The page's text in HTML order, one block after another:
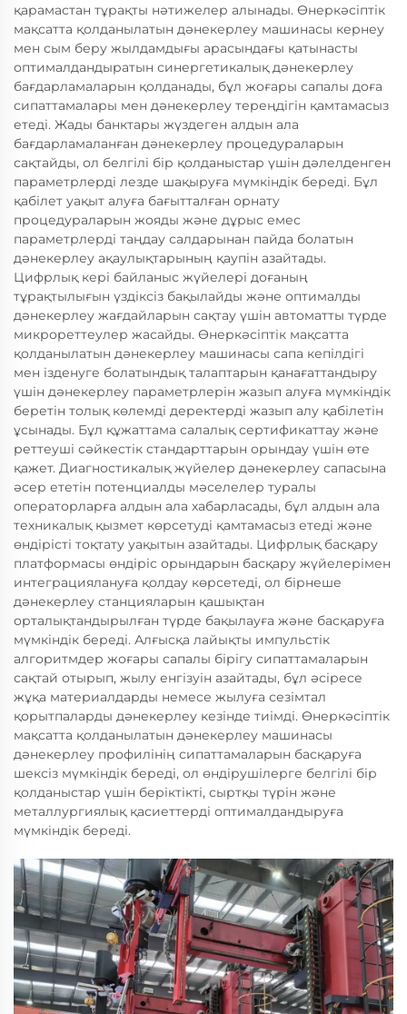
қарамастан тұрақты нәтижелер алынады. Өнеркәсіптік
мақсатта қолданылатын дәнекерлеу машинасы кернеу
мен сым беру жылдамдығы арасындағы қатынасты
оптималдандыратын синергетикалық дәнекерлеу
бағдарламаларын қолданады, бұл жоғары сапалы доға
сипаттамалары мен дәнекерлеу тереңдігін қамтамасыз
етеді. Жады банктары жүздеген алдын ала
бағдарламаланған дәнекерлеу процедураларын
сақтайды, ол белгілі бір қолданыстар үшін дәлелденген
параметрлерді лезде шақыруға мүмкіндік береді. Бұл
қабілет уақыт алуға бағытталған орнату
процедураларын жояды және дұрыс емес
параметрлерді таңдау салдарынан пайда болатын
дәнекерлеу ақаулықтарының қаупін азайтады.
Цифрлық кері байланыс жүйелері доғаның
тұрақтылығын үздіксіз бақылайды және оптималды
дәнекерлеу жағдайларын сақтау үшін автоматты түрде
микрореттеулер жасайды. Өнеркәсіптік мақсатта
қолданылатын дәнекерлеу машинасы сапа кепілдігі
мен ізденуге болатындық талаптарын қанағаттандыру
үшін дәнекерлеу параметрлерін жазып алуға мүмкіндік
беретін толық көлемді деректерді жазып алу қабілетін
ұсынады. Бұл құжаттама салалық сертификаттау және
реттеуші сәйкестік стандарттарын орындау үшін өте
қажет. Диагностикалық жүйелер дәнекерлеу сапасына
әсер ететін потенциалды мәселелер туралы
операторларға алдын ала хабарласады, бұл алдын ала
техникалық қызмет көрсетуді қамтамасыз етеді және
өндірісті тоқтату уақытын азайтады. Цифрлық басқару
платформасы өндіріс орындарын басқару жүйелерімен
интеграциялануға қолдау көрсетеді, ол бірнеше
дәнекерлеу станцияларын қашықтан
орталықтандырылған түрде бақылауға және басқаруға
мүмкіндік береді. Алғысқа лайықты импульстік
алгоритмдер жоғары сапалы бірігу сипаттамаларын
сақтай отырып, жылу енгізуін азайтады, бұл әсіресе
жұқа материалдарды немесе жылуға сезімтал
қорытпаларды дәнекерлеу кезінде тиімді. Өнеркәсіптік
мақсатта қолданылатын дәнекерлеу машинасы
дәнекерлеу профилінің сипаттамаларын басқаруға
шексіз мүмкіндік береді, ол өндірушілерге белгілі бір
қолданыстар үшін беріктікті, сыртқы түрін және
металлургиялық қасиеттерді оптималдандыруға
мүмкіндік береді.